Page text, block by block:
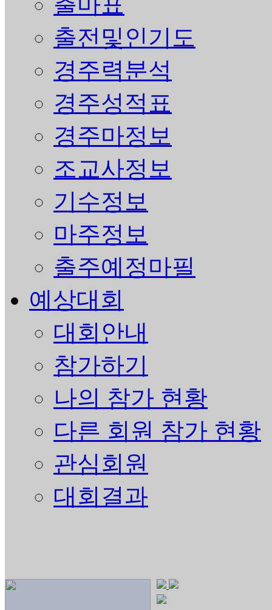
출전및인기도
경주력분석
경주성적표
경주마정보
조교사정보
기수정보
마주정보
출주예정마필
예상대회
대회안내
참가하기
나의 참가 현황
다른 회원 참가 현황
관심회원
대회결과